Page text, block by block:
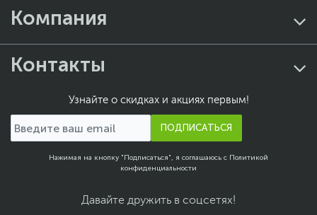
Компания
Контакты
Узнайте о скидках и акциях первым!
ПОДПИСАТЬСЯ
Нажимая на кнопку "Подписаться", я соглашаюсь с Политикой
конфиденциальности
Давайте дружить в соцсетях!